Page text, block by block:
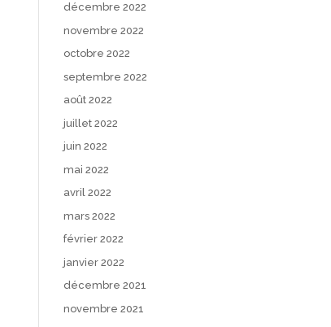
décembre 2022
novembre 2022
octobre 2022
septembre 2022
août 2022
juillet 2022
juin 2022
mai 2022
avril 2022
mars 2022
février 2022
janvier 2022
décembre 2021
novembre 2021